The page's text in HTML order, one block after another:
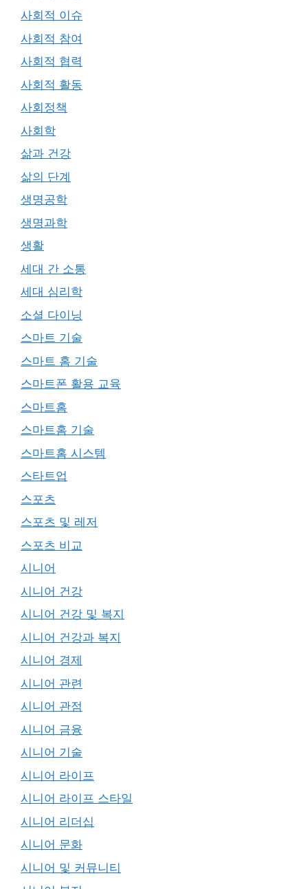
사회적 이슈
사회적 참여
사회적 협력
사회적 활동
사회정책
사회학
삶과 건강
삶의 단계
생명공학
생명과학
생활
세대 간 소통
세대 심리학
소셜 다이닝
스마트 기술
스마트 홈 기술
스마트폰 활용 교육
스마트홈
스마트홈 기술
스마트홈 시스템
스타트업
스포츠
스포츠 및 레저
스포츠 비교
시니어
시니어 건강
시니어 건강 및 복지
시니어 건강과 복지
시니어 경제
시니어 관련
시니어 관점
시니어 금융
시니어 기술
시니어 라이프
시니어 라이프 스타일
시니어 리더십
시니어 문화
시니어 및 커뮤니티